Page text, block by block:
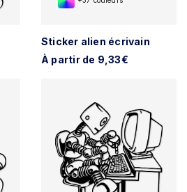
Sticker alien écrivain
À partir de 9,33€